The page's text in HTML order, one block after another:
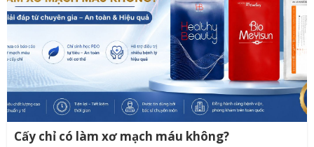
Cấy chỉ có làm xơ mạch máu không?